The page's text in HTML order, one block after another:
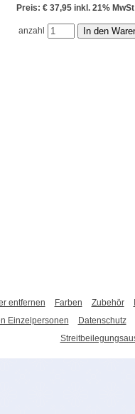
Preis: € 37,95 inkl. 21%
anzahl
entfernen Farben Zubehör
Einzelpersonen
Datenschutz